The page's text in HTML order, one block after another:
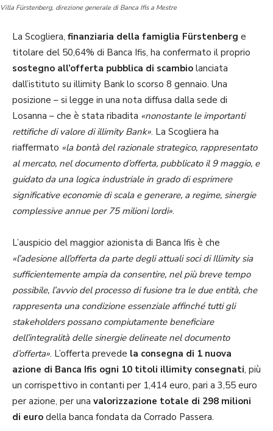
Villa Fürstenberg, direzione generale di Banca Ifis a Mestre
La Scogliera, finanziaria della famiglia Fürstenberg e
titolare del 50,64% di Banca Ifis, ha confermato il proprio
sostegno all’offerta pubblica di scambio lanciata
dall’istituto su illimity Bank lo scorso 8 gennaio. Una
posizione – si legge in una nota diffusa dalla sede di
Losanna – che è stata ribadita «nonostante le importanti
rettifiche di valore di illimity Bank». La Scogliera ha
riaffermato «la bontà del razionale strategico, rappresentato
al mercato, nel documento d’offerta, pubblicato il 9 maggio, e
guidato da una logica industriale in grado di esprimere
significative economie di scala e generare, a regime, sinergie
complessive annue per 75 milioni lordi».
L’auspicio del maggior azionista di Banca Ifis è che
«l’adesione all’offerta da parte degli attuali soci di Illimity sia
sufficientemente ampia da consentire, nel più breve tempo
possibile, l’avvio del processo di fusione tra le due entità, che
rappresenta una condizione essenziale affinché tutti gli
stakeholders possano compiutamente beneficiare
dell’integralità delle sinergie delineate nel documento
d’offerta». L’offerta prevede la consegna di 1 nuova
azione di Banca Ifis ogni 10 titoli illimity consegnati, più
un corrispettivo in contanti per 1,414 euro, pari a 3,55 euro
per azione, per una valorizzazione totale di 298 milioni
di euro della banca fondata da Corrado Passera.